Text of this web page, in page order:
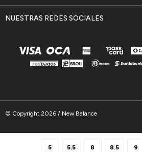
5 5.5 8 8.5 9
NUESTRAS REDES SOCIALES
© Copyright 2026 / New Balance